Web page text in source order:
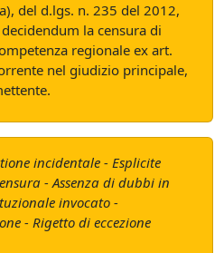
del d.lgs. n. 235 del 2012,
la censura di
regionale ex art.
nel giudizio principale,
incidentale - Esplicite
- Assenza di dubbi in
invocato -
- Rigetto di eccezione